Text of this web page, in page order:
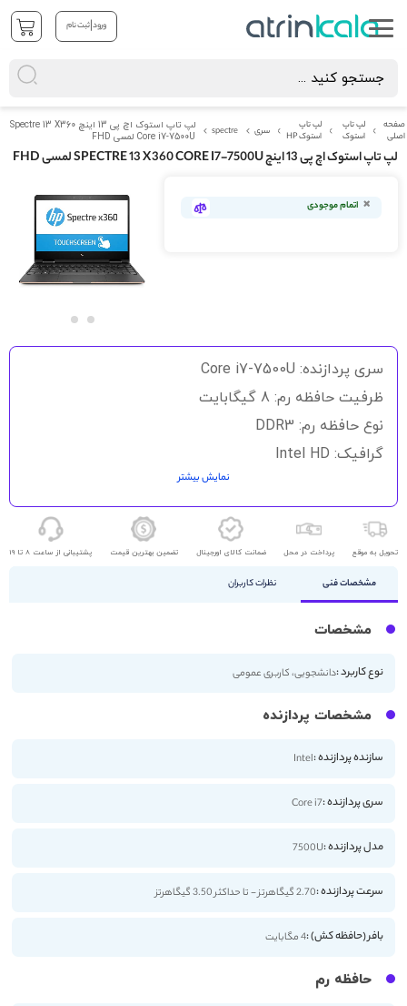
ورود|ثبت نام
صفحه
اصلی
لپ تاپ
استوک
لپ تاپ
استوک HP
سری spectre
لپ تاپ استوک اچ پی 13 اینچ Spectre 13 X360
Core i7-7500U لمسی FHD
لپ تاپ استوک اچ پی 13 اینچ SPECTRE 13 X360 CORE I7-7500U لمسی FHD
گالری
اتمام موجودی
سری پردازنده: Core i7-7500U
ظرفیت حافظه رم: 8 گیگابایت
نوع حافظه رم: DDR3
گرافیک: Intel HD
اندازه صفحه نمایش: 13 اینچ
کیفیت صفحه نمایش: FHD
نمایش بیشتر
تحویل به موقع پرداخت در محل ضمانت کالای اورجینال تضمین بهترین قیمت پشتیبانی از ساعت 8 تا 19
مشخصات فنی نظرات کاربران
مشخصات
نوع کاربرد :دانشجویی، کاربری عمومی
مشخصات پردازنده
سازنده پردازنده :Intel
سری پردازنده :Core i7
مدل پردازنده :7500U
سرعت پردازنده :2.70 گیگاهرتز - تا حداکثر 3.50 گیگاهرتز
بافر (حافظه کش) :4 مگابایت
حافظه رم